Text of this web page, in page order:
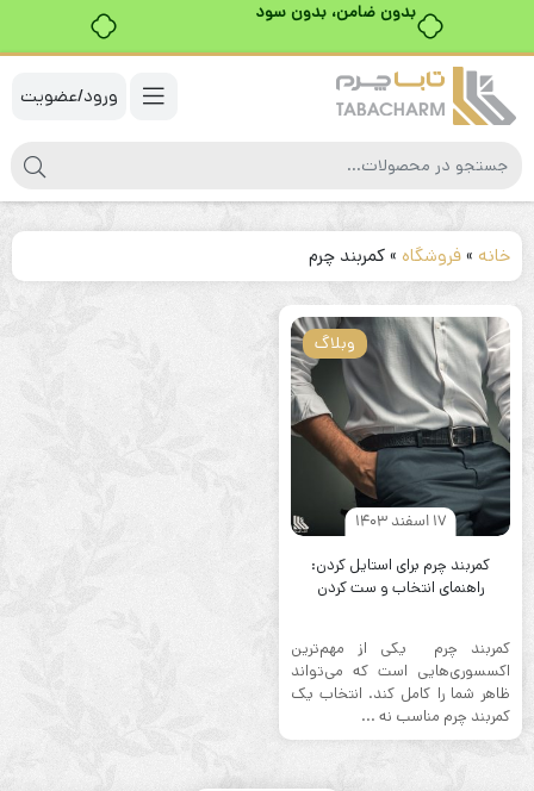
بدون ضامن، بدون سود
ورود/عضویت
خانه »فروشگاه »كمربند چرم
وبلاگ
17 اسفند 1403
كمربند چرم برای استایل کردن:
راهنمای انتخاب و ست کردن
كمربند چرم یکی از مهم‌ترین
اکسسوری‌هایی است که می‌تواند
ظاهر شما را کامل کند. انتخاب یک
كمربند چرم مناسب نه‌ ...